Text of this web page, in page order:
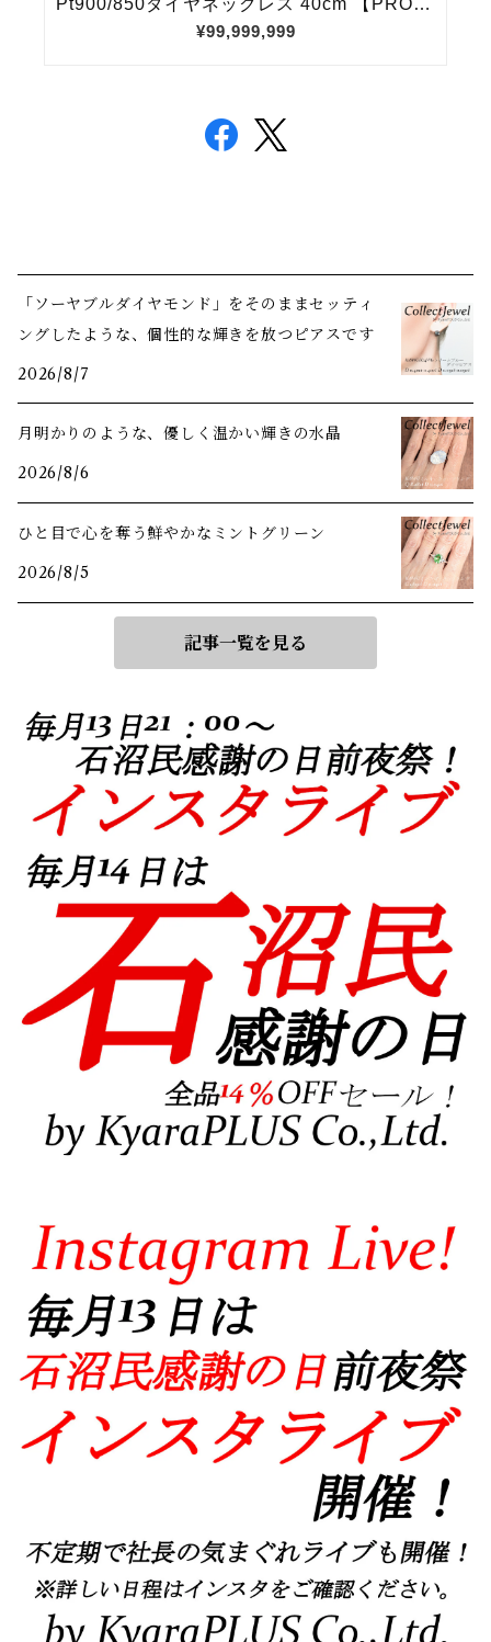
「ソーヤブルダイヤモンド」をそのままセッティ
ングしたような、個性的な輝きを放つピアスです
2026/8/7
月明かりのような、優しく温かい輝きの水晶
2026/8/6
ひと目で心を奪う鮮やかなミントグリーン
2026/8/5
記事一覧を見る